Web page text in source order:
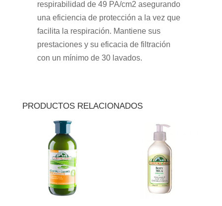
respirabilidad de 49 PA/cm2 asegurando
una eficiencia de protección a la vez que
facilita la respiración. Mantiene sus
prestaciones y su eficacia de filtración
con un mínimo de 30 lavados.
PRODUCTOS RELACIONADOS